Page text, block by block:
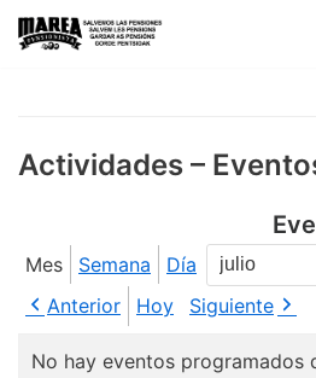
Saltar
Actividades –
Mes Semana Día
Mes
Año
Anterior
Hoy Siguiente
No hay eventos programados